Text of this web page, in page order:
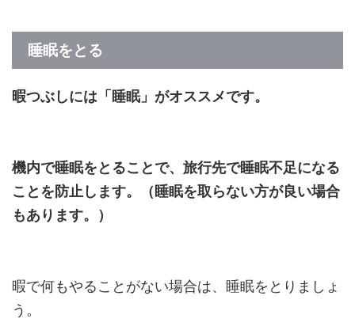
睡眠をとる
暇つぶしには「睡眠」がオススメです。
機内で睡眠をとることで、旅行先で睡眠不足になる
ことを防止します。（睡眠を取らない方が良い場合
もあります。）
暇で何もやることがない場合は、睡眠をとりましょ
う。